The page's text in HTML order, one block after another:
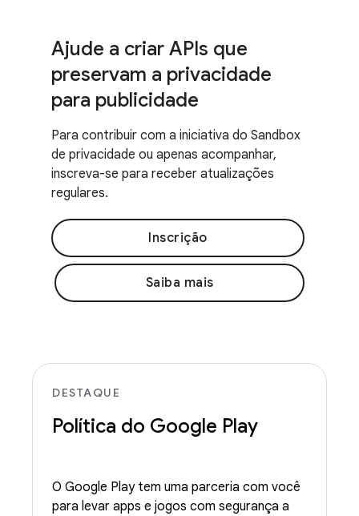
Ajude a criar APIs que
preservam a privacidade
para publicidade
Para contribuir com a iniciativa do Sandbox
de privacidade ou apenas acompanhar,
inscreva-se para receber atualizações
regulares.
Inscrição
Saiba mais
DESTAQUE
Política do Google Play
O Google Play tem uma parceria com você
para levar apps e jogos com segurança a